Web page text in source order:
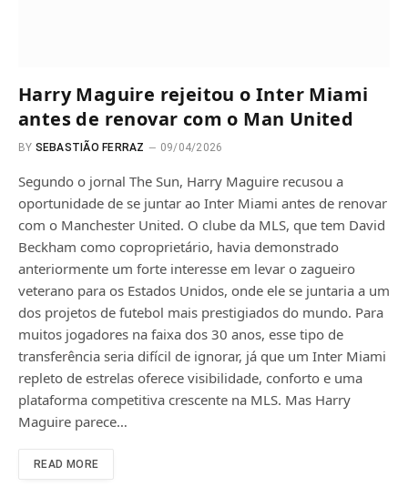
Harry Maguire rejeitou o Inter Miami
antes de renovar com o Man United
BY SEBASTIÃO FERRAZ 09/04/2026
Segundo o jornal The Sun, Harry Maguire recusou a
oportunidade de se juntar ao Inter Miami antes de renovar
com o Manchester United. O clube da MLS, que tem David
Beckham como coproprietário, havia demonstrado
anteriormente um forte interesse em levar o zagueiro
veterano para os Estados Unidos, onde ele se juntaria a um
dos projetos de futebol mais prestigiados do mundo. Para
muitos jogadores na faixa dos 30 anos, esse tipo de
transferência seria difícil de ignorar, já que um Inter Miami
repleto de estrelas oferece visibilidade, conforto e uma
plataforma competitiva crescente na MLS. Mas Harry
Maguire parece…
READ MORE